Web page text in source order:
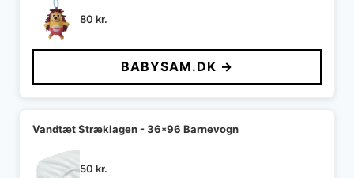
80 kr.
BABYSAM.DK →
Vandtæt Stræklagen - 36*96 Barnevogn
50 kr.